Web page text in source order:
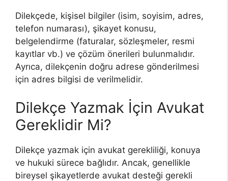
Dilekçede, kişisel bilgiler (isim, soyisim, adres,
telefon numarası), şikayet konusu,
belgelendirme (faturalar, sözleşmeler, resmi
kayıtlar vb.) ve çözüm önerileri bulunmalıdır.
Ayrıca, dilekçenin doğru adrese gönderilmesi
için adres bilgisi de verilmelidir.
Dilekçe Yazmak İçin Avukat
Gereklidir Mi?
Dilekçe yazmak için avukat gerekliliği, konuya
ve hukuki sürece bağlıdır. Ancak, genellikle
bireysel şikayetlerde avukat desteği gerekli